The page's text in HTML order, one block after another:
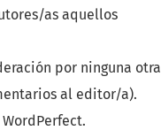
as aquellos
por ninguna otra
al editor/a).